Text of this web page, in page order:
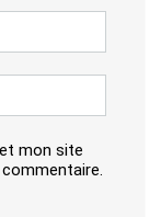
mon site